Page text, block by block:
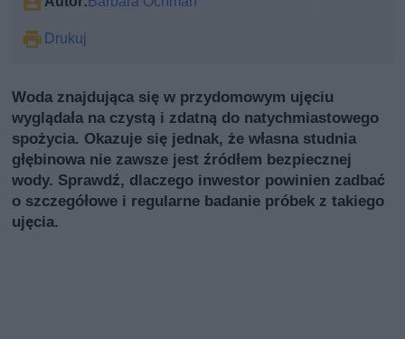
Drukuj
Woda znajdująca się w przydomowym ujęciu
wyglądała na czystą i zdatną do natychmiastowego
spożycia. Okazuje się jednak, że własna studnia
głębinowa nie zawsze jest źródłem bezpiecznej
wody. Sprawdź, dlaczego inwestor powinien zadbać
o szczegółowe i regularne badanie próbek z takiego
ujęcia.